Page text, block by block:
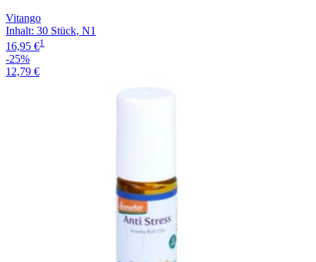
Vitango
Inhalt: 30 Stück, N1
16,95 €1
-25%
12,79 €